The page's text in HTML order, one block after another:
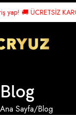
KARGO!
Blog
Ana Sayfa Blog